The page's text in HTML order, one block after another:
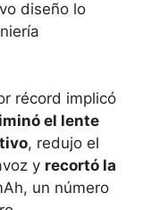
diseño lo
récord implicó
el lente
, redujo el
y recortó la
un número